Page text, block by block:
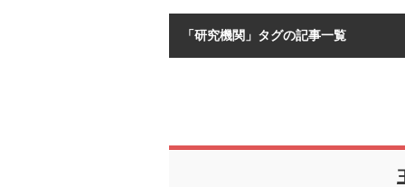
「研究機関」タグの記事一覧